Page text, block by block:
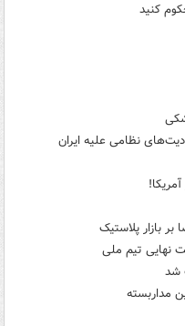
کنید
نظامی علیه ایران
بازار پلاستیک